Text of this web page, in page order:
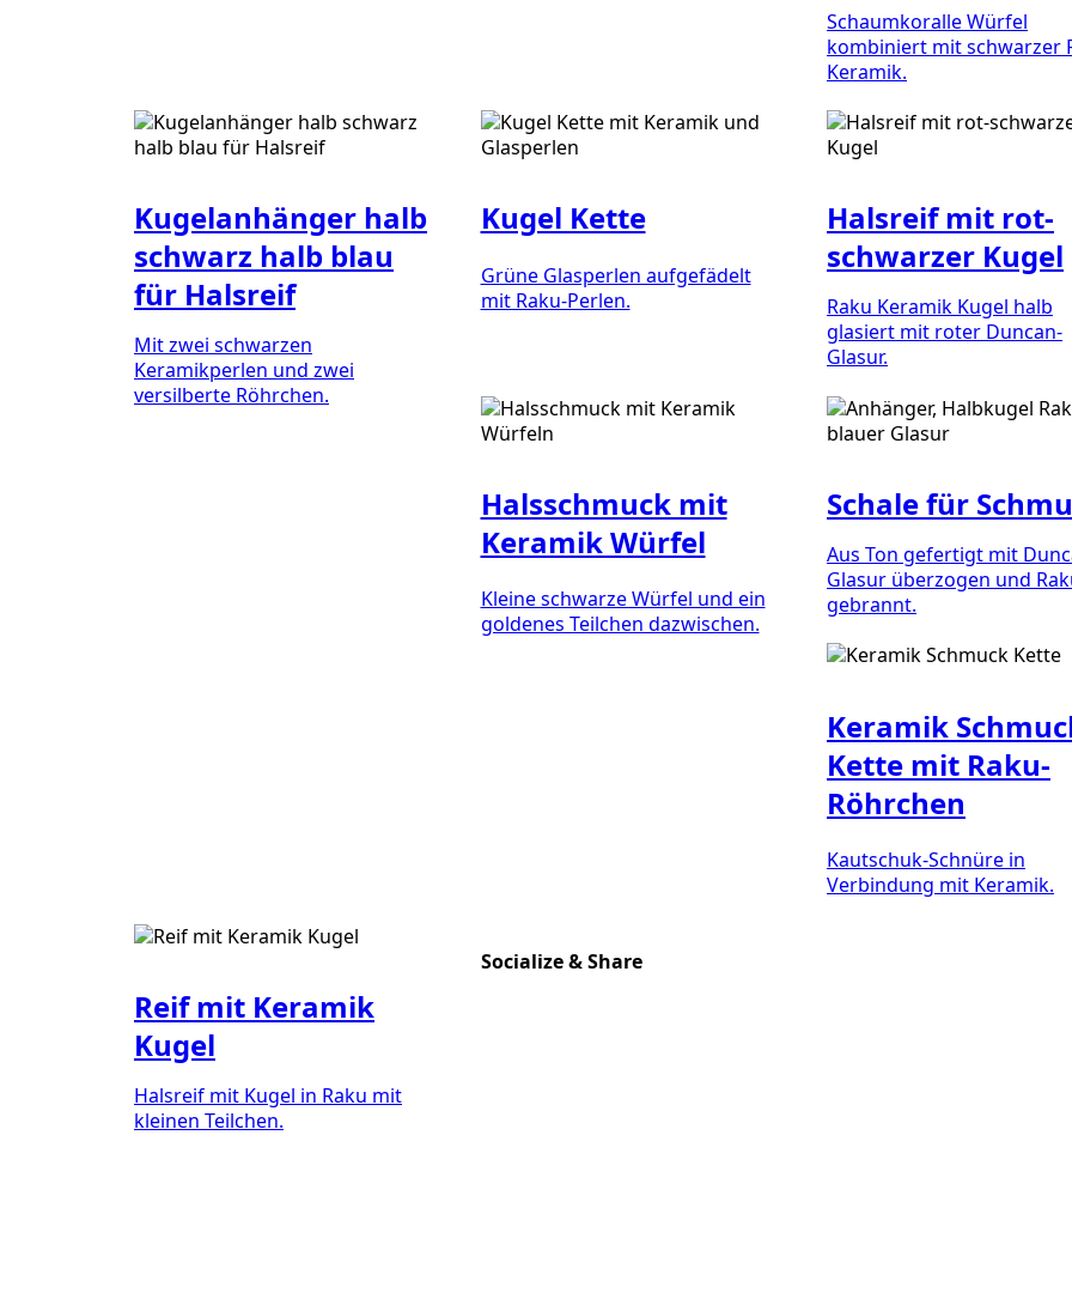
Schaumkoralle Würfel
kombiniert mit schwarzer
Keramik.
Kugelanhänger halb
schwarz halb blau
für Halsreif
Mit zwei schwarzen
Keramikperlen und zwei
versilberte Röhrchen.
Kugel Kette
Grüne Glasperlen aufgefädelt
mit Raku-Perlen.
Halsreif mit rot-
schwarzer Kugel
Raku Keramik Kugel halb
glasiert mit roter Duncan-
Glasur.
Halsschmuck mit
Keramik Würfel
Kleine schwarze Würfel und ein
goldenes Teilchen dazwischen.
Schale für
Aus Ton gefertigt mit
Glasur überzogen und
gebrannt.
Keramik
Kette mit Raku-
Röhrchen
Kautschuk-Schnüre in
Verbindung mit Keramik.
Reif mit Keramik
Kugel
Halsreif mit Kugel in Raku mit
kleinen Teilchen.
Socialize & Share